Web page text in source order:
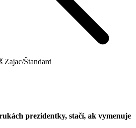
Zajac/Štandard
prezidentky, stačí, ak vymenuje